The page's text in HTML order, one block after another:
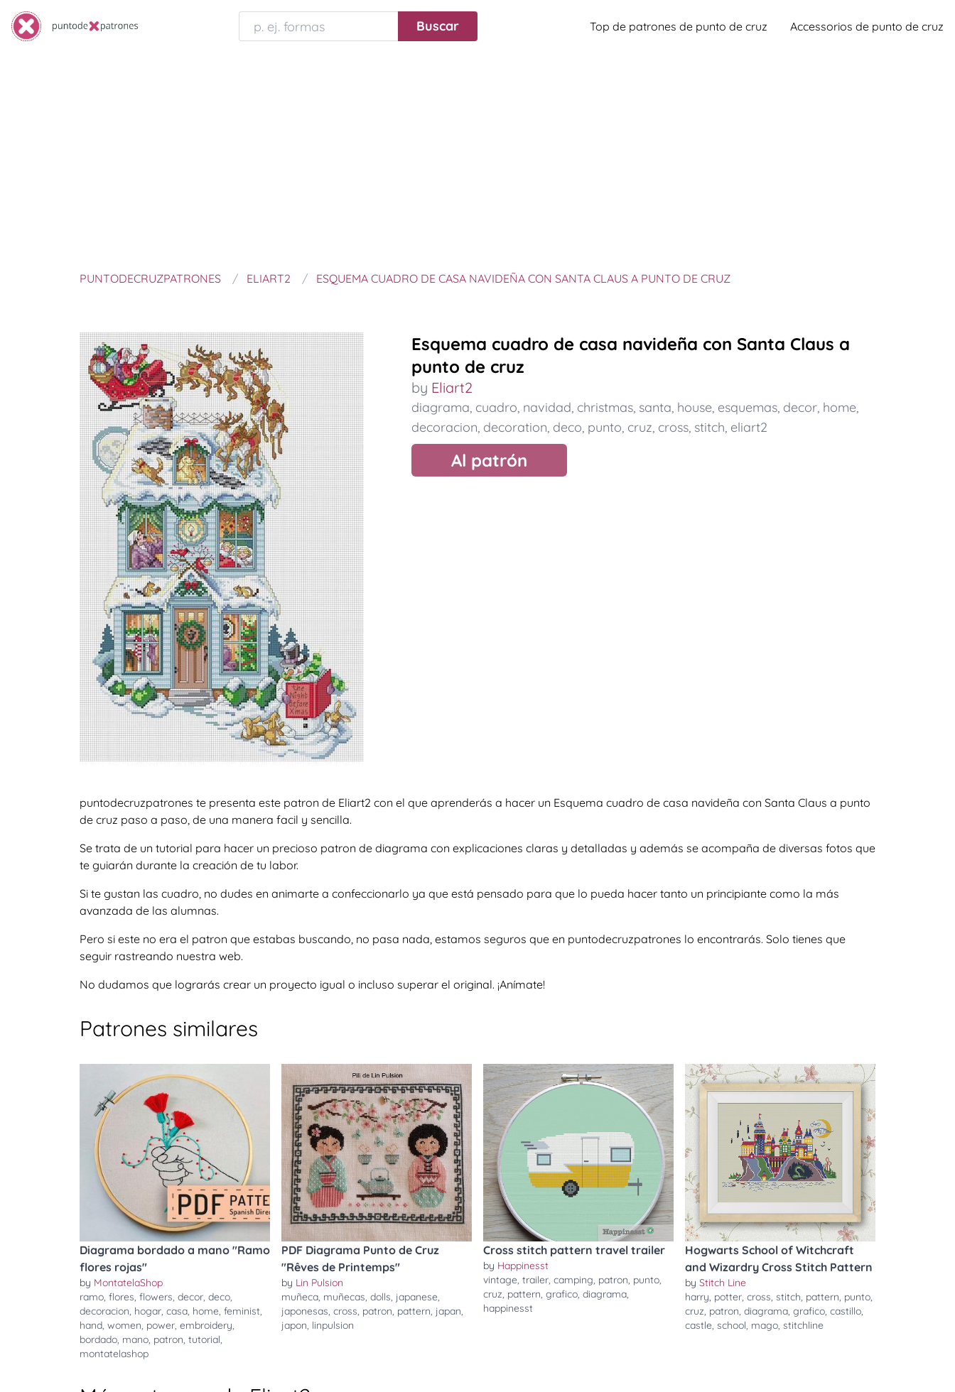
Top de patrones de punto de cruz Accessorios de punto de cruz
PUNTODECRUZPATRONES ELIART2 ESQUEMA CUADRO DE CASA NAVIDEÑA CON SANTA CLAUS A PUNTO DE CRUZ
Esquema cuadro de casa navideña con Santa Claus a
punto de cruz
by Eliart2
diagrama, cuadro, navidad, christmas, santa, house, esquemas, decor, home,
decoracion, decoration, deco, punto, cruz, cross, stitch, eliart2
Al patrón
puntodecruzpatrones te presenta este patron de Eliart2 con el que aprenderás a hacer un Esquema cuadro de casa navideña con Santa Claus a punto
de cruz paso a paso, de una manera facil y sencilla.
Se trata de un tutorial para hacer un precioso patron de diagrama con explicaciones claras y detalladas y además se acompaña de diversas fotos que
te guiarán durante la creación de tu labor.
Si te gustan las cuadro, no dudes en animarte a confeccionarlo ya que está pensado para que lo pueda hacer tanto un principiante como la más
avanzada de las alumnas.
Pero si este no era el patron que estabas buscando, no pasa nada, estamos seguros que en puntodecruzpatrones lo encontrarás. Solo tienes que
seguir rastreando nuestra web.
No dudamos que lograrás crear un proyecto igual o incluso superar el original. ¡Anímate!
Patrones similares
Diagrama bordado a mano "Ramo
flores rojas"
by MontatelaShop
ramo, flores, flowers, decor, deco,
decoracion, hogar, casa, home, feminist,
hand, women, power, embroidery,
bordado, mano, patron, tutorial,
montatelashop
PDF Diagrama Punto de Cruz
"Rêves de Printemps"
by Lin Pulsion
muñeca, muñecas, dolls, japanese,
japonesas, cross, patron, pattern, japan,
japon, linpulsion
Cross stitch pattern travel trailer
by Happinesst
vintage, trailer, camping, patron, punto,
cruz, pattern, grafico, diagrama,
happinesst
Hogwarts School of Witchcraft
and Wizardry Cross Stitch Pattern
by Stitch Line
harry, potter, cross, stitch, pattern, punto,
cruz, patron, diagrama, grafico, castillo,
castle, school, mago, stitchline